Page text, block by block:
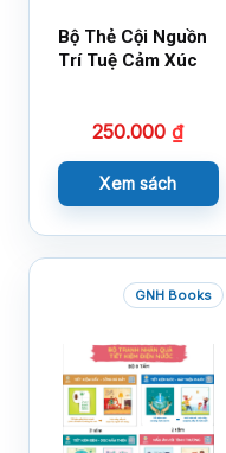
Bộ Thẻ Cội Nguồn
Trí Tuệ Cảm Xúc
250.000₫
Xem sách
GNH Books